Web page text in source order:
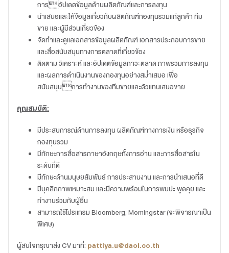
การอัปเดตข้อมูลด้านผลิตภัณฑ์และการลงทุน
นำเสนอและให้ข้อมูลเกี่ยวกับผลิตภัณฑ์กองทุนรวมแก่ลูกค้า ทีม
ขาย และผู้มีส่วนเกี่ยวข้อง
จัดทำและดูแลเอกสารข้อมูลผลิตภัณฑ์ เอกสารประกอบการขาย
และสื่อสนับสนุนทางการตลาดที่เกี่ยวข้อง
ติดตาม วิเคราะห์ และอัปเดตข้อมูลภาวะตลาด ภาพรวมการลงทุน
และผลการดำเนินงานของกองทุนอย่างสม่ำเสมอ เพื่อ
สนับสนุนการทำงานของทีมขายและตัวแทนเสนอขาย
คุณสมบัติ:
มีประสบการณ์ด้านการลงทุน ผลิตภัณฑ์ทางการเงิน หรือธุรกิจ
กองทุนรวม
มีทักษะการสื่อสารภาษาอังกฤษทั้งการอ่าน และการสื่อสารใน
ระดับที่ดี
มีทักษะด้านมนุษยสัมพันธ์ การประสานงาน และการนำเสนอที่ดี
มีบุคลิกภาพเหมาะสม และมีความพร้อมในการพบปะ พูดคุย และ
ทำงานร่วมกับผู้อื่น
สามารถใช้โปรแกรม Bloomberg, Morningstar (จะพิจารณาเป็น
พิเศษ)
ผู้สนใจกรุณาส่ง CV มาที่: pattiya.u@daol.co.th